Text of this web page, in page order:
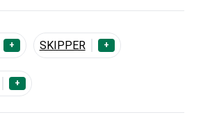
+ SKIPPER +
+